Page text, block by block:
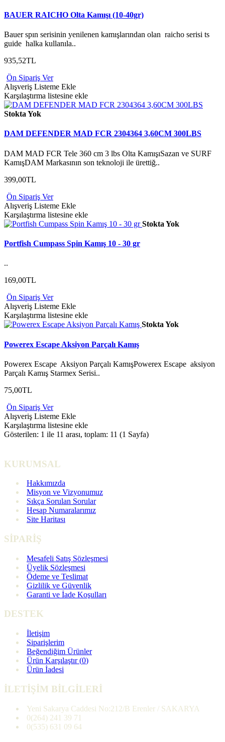
BAUER RAICHO Olta Kamışı (10-40gr)
Bauer spın serisinin yenilenen kamışlarından olan raicho serisi ts
guide halka kullanıla..
935,52TL
Ön Sipariş Ver
Alışveriş Listeme Ekle
Karşılaştırma listesine ekle
Stokta Yok
DAM DEFENDER MAD FCR 2304364 3,60CM 300LBS
DAM MAD FCR Tele 360 cm 3 lbs Olta KamışıSazan ve SURF
KamışDAM Markasının son teknoloji ile ürettiğ..
399,00TL
Ön Sipariş Ver
Alışveriş Listeme Ekle
Karşılaştırma listesine ekle
Stokta Yok
Portfish Cumpass Spin Kamış 10 - 30 gr
..
169,00TL
Ön Sipariş Ver
Alışveriş Listeme Ekle
Karşılaştırma listesine ekle
Stokta Yok
Powerex Escape Aksiyon Parçalı Kamış
Powerex Escape Aksiyon Parçalı KamışPowerex Escape aksiyon
Parçalı Kamış Starmex Serisi..
75,00TL
Ön Sipariş Ver
Alışveriş Listeme Ekle
Karşılaştırma listesine ekle
Gösterilen: 1 ile 11 arası, toplam: 11 (1 Sayfa)
KURUMSAL
Hakkımızda
Misyon ve Vizyonumuz
Sıkça Sorulan Sorular
Hesap Numaralarımız
Site Haritası
SİPARİŞ
Mesafeli Satış Sözleşmesi
Üyelik Sözleşmesi
Ödeme ve Teslimat
Gizlilik ve Güvenlik
Garanti ve İade Koşulları
DESTEK
İletişim
Siparişlerim
Beğendiğim Ürünler
Ürün Karşılaştır (0)
Ürün İadesi
İLETİŞİM BİLGİLERİ
Yeni Sakarya Caddesi No:212/B Erenler / SAKARYA
0(264) 241 39 71
0(535) 631 09 64